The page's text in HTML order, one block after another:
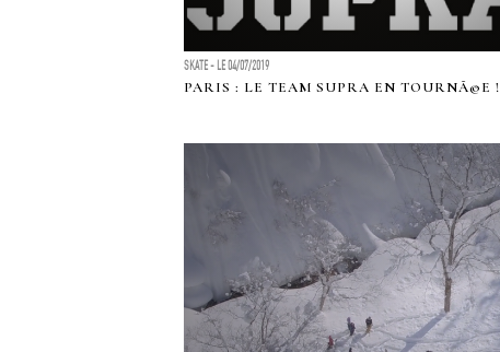
SKATE - LE 04/07/2019
PARIS : LE TEAM SUPRA EN TOURNÃ©E !